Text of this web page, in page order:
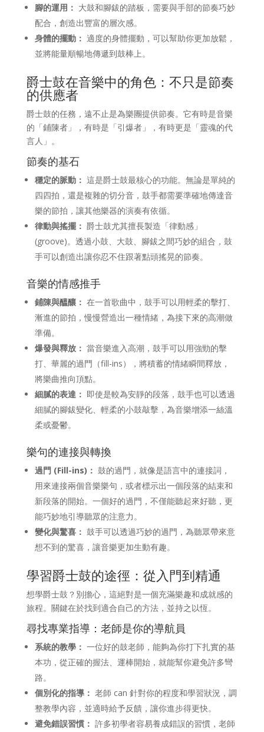
腳的運用： 大鼓和腳鈸的踏板，需要與手部的節奏巧妙
配合，創造出豐富的層次感。
身體的擺動： 適度的身體擺動，可以幫助你更加放鬆，
並將能量順暢地傳遞到鼓棒上。
爵士鼓在音樂中的角色：不只是節奏
的供應者
爵士鼓的任務，遠不止是為樂團提供節奏。它有時是音樂
的「鋪陳者」，有時是「引爆者」，有時更是「靈魂的代
言人」。
節奏的基石
穩定的脈動： 這是爵士鼓最核心的功能。無論是單純的
四四拍，還是複雜的切分音，鼓手都需要準確地傳達音
樂的節拍，讓其他樂器的演奏有依循。
律動與搖擺： 爵士鼓尤其擅長製造「律動感」
(groove)。透過小鼓、大鼓、腳鈸之間巧妙的組合，鼓
手可以創造出讓你忍不住跟著點頭搖晃的節奏。
音樂的情感推手
鋪陳與醞釀： 在一首歌曲中，鼓手可以用輕柔的擊打、
漸進的節拍，慢慢營造出一種情緒，為接下來的高潮做
準備。
爆發與釋放： 當音樂進入高潮，鼓手可以用強勁的擊
打、華麗的過門（fill-ins），將積蓄的情緒瞬間釋放，
將樂曲推向頂點。
細膩的表達： 即使是較為安靜的段落，鼓手也可以透過
細膩的腳鈸變化、輕柔的小鼓敲擊，為音樂增添一絲溫
柔或憂鬱。
樂句的連接與轉換
過門 (Fill-ins)： 鼓的過門，就像是語言中的連接詞，
用來連接兩個音樂樂句，或者標示出一個段落的結束和
新段落的開始。一個好的過門，不僅能聽起來好聽，更
能巧妙地引導聽眾的注意力。
變化與驚喜： 鼓手可以透過巧妙的過門，為聽眾帶來意
想不到的驚喜，讓音樂更加生動有趣。
學習爵士鼓的途徑：從入門到精通
想學爵士鼓？別擔心，這絕對是一個充滿樂趣和成就感的
旅程。關鍵在於找到適合自己的方法，並持之以恆。
尋找專業指導：老師是你的導航員
系統的教學： 一位好的鼓老師，能夠為你打下扎實的基
本功，從正確的握法、運棒開始，就能幫你避免許多彎
路。
個別化的指導： 老師 can 針對你的程度和學習狀況，調
整教學內容，並適時給予反饋，讓你進步得更快。
避免錯誤習慣： 許多初學者容易養成錯誤的習慣，老師